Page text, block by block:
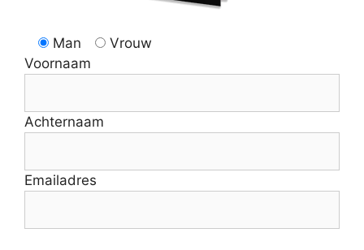
Man
Vrouw
Voornaam
Achternaam
Emailadres